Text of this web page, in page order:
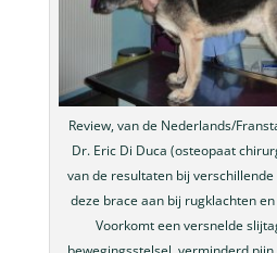
Review, van de Nederlands/
Dr. Eric Di Duca (osteopaat
van de resultaten bij
deze brace aan bij rugklachten
Voorkomt een versnelde